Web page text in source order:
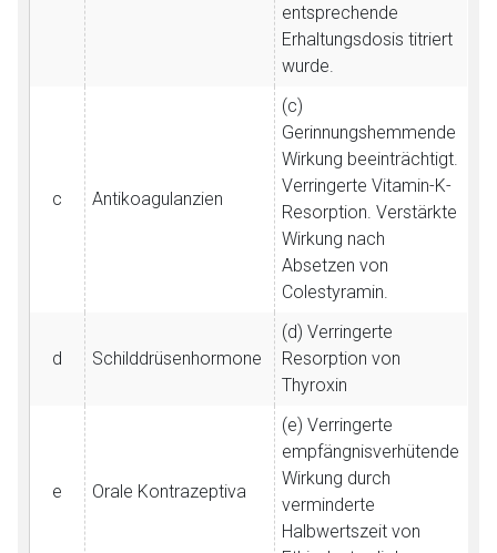
entsprechende
Erhaltungsdosis titriert
wurde.
c Antikoagulanzien
(c)
Gerinnungshemmende
Wirkung beeinträchtigt.
Verringerte Vitamin-K-
Resorption. Verstärkte
Wirkung nach
Absetzen von
Colestyramin.
d Schilddrüsenhormone
(d) Verringerte
Resorption von
Thyroxin
e Orale Kontrazeptiva
(e) Verringerte
empfängnisverhütende
Wirkung durch
verminderte
Halbwertszeit von